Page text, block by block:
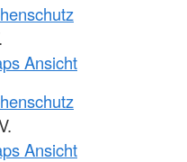
Ansicht
Ansicht